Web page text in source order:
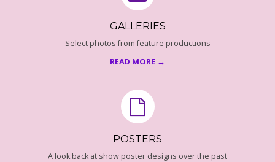
GALLERIES
Select photos from feature productions
READ MORE →
POSTERS
A look back at show poster designs over the past